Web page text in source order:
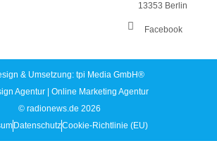
13353 Berlin
Facebook
& Umsetzung: tpi Media GmbH®
Agentur
Online Marketing Agentur
© radionews.de 2026
DatenschutzCookie-Richtlinie (EU)